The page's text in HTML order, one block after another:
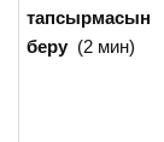
тапсырмасын
беру (2 мин)